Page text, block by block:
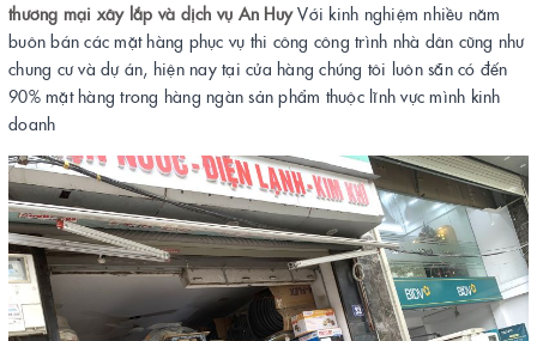
thương mại xây lắp và dịch vụ An Huy Với kinh nghiệm nhiều năm
buôn bán các mặt hàng phục vụ thi công công trình nhà dân cũng như
chung cư và dự án, hiện nay tại cửa hàng chúng tôi luôn sẵn có đến
90% mặt hàng trong hàng ngàn sản phẩm thuộc lĩnh vực mình kinh
doanh